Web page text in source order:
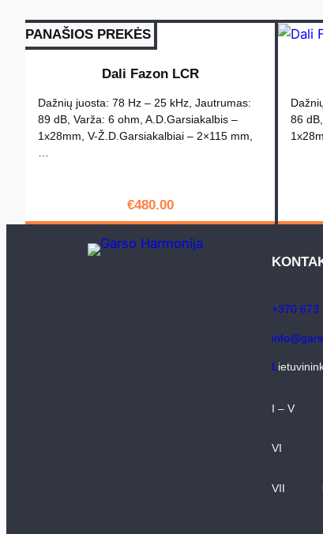
PANAŠIOS PREKĖS
Dali Fazon LCR
Dažnių juosta: 78 Hz – 25 kHz, Jautrumas:
89 dB, Varža: 6 ohm, A.D.Garsiakalbis –
1x28mm, V-Ž.D.Garsiakalbiai – 2×115 mm,
€480.00
PIRKTI
86
+370 673
L
I – V
VI
VII